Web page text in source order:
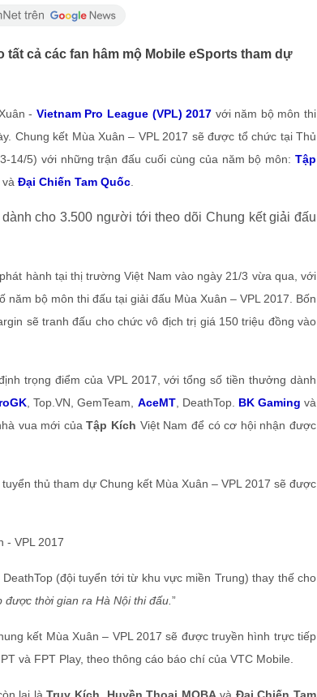
tất cả các fan hâm mộ Mobile eSports tham dự
- Vietnam Pro League (VPL) 2017 với năm bộ môn thi
Chung kết Mùa Xuân – VPL 2017 sẽ được tổ chức tại Thủ
14/5) với những trận đấu cuối cùng của năm bộ môn: Tập
và Đại Chiến Tam Quốc
hành tại thị trường Việt Nam vào ngày 21/3 vừa qua, với
bộ môn thi đấu tại giải đấu Mùa Xuân – VPL 2017. Bốn
sẽ tranh đấu cho chức vô địch trị giá 150 triệu đồng vào
trọng điểm của VPL 2017, với tổng số tiền thưởng dành
, Top.VN, GemTeam, AceMT, DeathTop. BK Gaming và
vua mới củaTập Kích Việt Nam để có cơ hội nhận được
thủ tham dự Chung kết Mùa Xuân – VPL 2017 sẽ được
DeathTop (đội tuyển tới từ khu vực miền Trung) thay thế cho
thời gian ra Hà Nội thi đấu. ”
kết Mùa Xuân – VPL 2017 sẽ được truyền hình trực tiếp
và FPT Play, theo thông cáo báo chí của VTC Mobile.